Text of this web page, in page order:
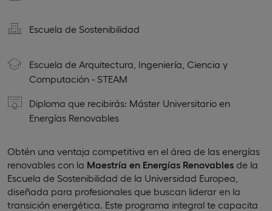
Escuela de Sostenibilidad
Escuela de Arquitectura, Ingeniería, Ciencia y
Computación - STEAM
Diploma que recibirás: Máster Universitario en
Energías Renovables
Obtén una ventaja competitiva en el área de las energías
renovables con la Maestría en Energías Renovables de la
Escuela de Sostenibilidad de la Universidad Europea,
diseñada para profesionales que buscan liderar en la
transición energética. Este programa integral te capacita